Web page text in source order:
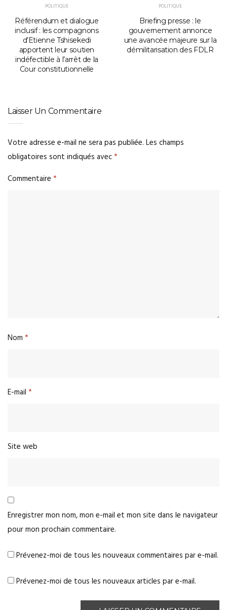
POLITIQUE
Référendum et dialogue
inclusif : les compagnons
d’Etienne Tshisekedi
apportent leur soutien
indéfectible à l’arrêt de la
Cour constitutionnelle
POLITIQUE
Briefing presse : le
gouvernement annonce
une avancée majeure sur la
démilitarisation des FDLR
Laisser Un Commentaire
Votre adresse e-mail ne sera pas publiée. Les champs
obligatoires sont indiqués avec*
Commentaire *
Nom *
E-mail *
Site web
Enregistrer mon nom, mon e-mail et mon site dans le navigateur
pour mon prochain commentaire.
Prévenez-moi de tous les nouveaux commentaires par e-mail.
Prévenez-moi de tous les nouveaux articles par e-mail.